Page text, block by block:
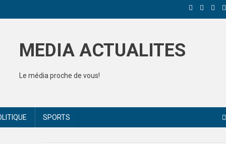
MEDIA ACTUALITES
Le média proche de vous!
SPORTS